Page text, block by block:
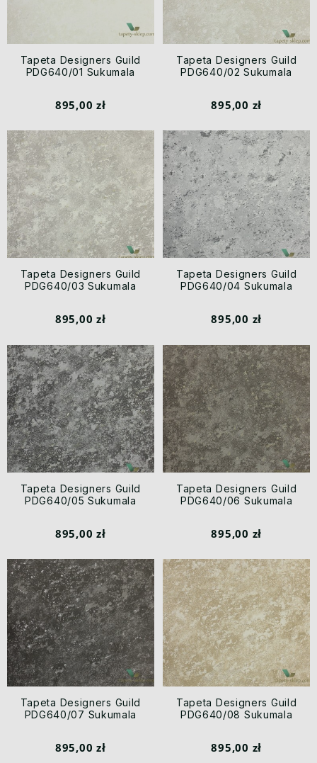
Tapeta Designers Guild
PDG640/01 Sukumala
895,00 zł
Tapeta Designers Guild
PDG640/02 Sukumala
895,00 zł
Tapeta Designers Guild
PDG640/03 Sukumala
895,00 zł
Tapeta Designers Guild
PDG640/04 Sukumala
895,00 zł
Tapeta Designers Guild
PDG640/05 Sukumala
895,00 zł
Tapeta Designers Guild
PDG640/06 Sukumala
895,00 zł
Tapeta Designers Guild
PDG640/07 Sukumala
895,00 zł
Tapeta Designers Guild
PDG640/08 Sukumala
895,00 zł